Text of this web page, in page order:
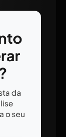
da
o seu